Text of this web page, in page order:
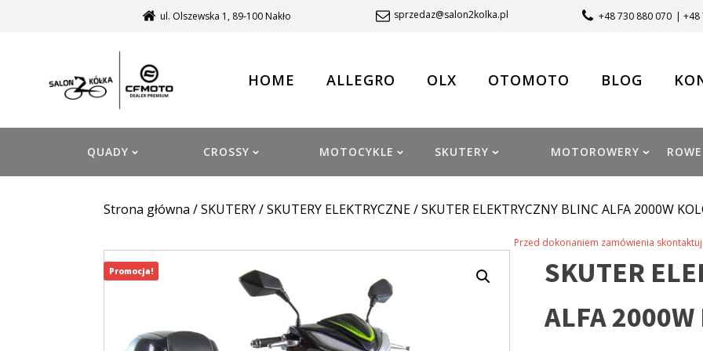
ul. Olszewska 1, 89-100 Nakło sprzedaz@salon2kolka.pl +48 730 880 070 | +48
HOME ALLEGRO OLX OTOMOTO BLOG
QUADY CROSSY MOTOCYKLE SKUTERY MOTOROWERY
Strona główna /SKUTERY/SKUTERY ELEKTRYCZNE/ SKUTER ELEKTRYCZNY BLINC ALFA 2000W
Przed dokonaniem zamówienia
SKUTER
ALFA 2000W
Promocja!